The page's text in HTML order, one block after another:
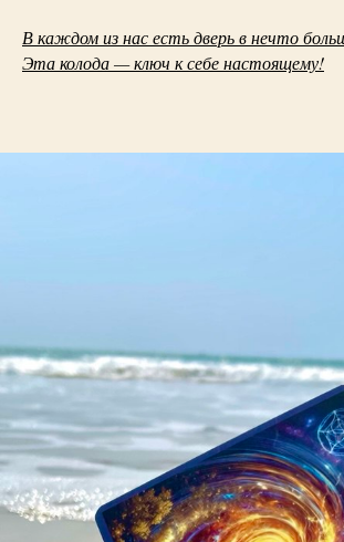
В каждом из нас есть дверь в нечто
Эта колода — ключ к себе настоящему!